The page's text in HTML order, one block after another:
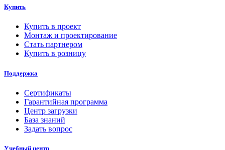
Купить
Купить в проект
Монтаж и проектирование
Стать партнером
Купить в розницу
Поддержка
Сертификаты
Гарантийная программа
Центр загрузки
База знаний
Задать вопрос
Учебный центр